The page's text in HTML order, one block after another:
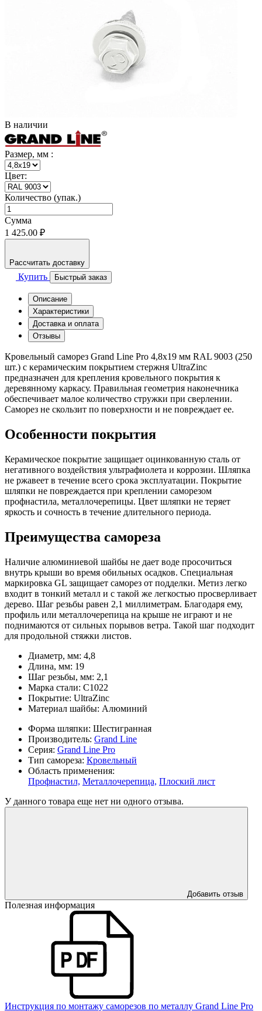
В наличии
Размер, мм :
Цвет:
Количество (упак.)
Сумма
1 425.00 ₽
Рассчитать доставку
Купить Быстрый заказ
Описание
Характеристики
Доставка и оплата
Отзывы
Кровельный саморез Grand Line Pro 4,8x19 мм RAL 9003 (250
шт.) с керамическим покрытием стержня UltraZinc
предназначен для крепления кровельного покрытия к
деревянному каркасу. Правильная геометрия наконечника
обеспечивает малое количество стружки при сверлении.
Саморез не скользит по поверхности и не повреждает ее.
Особенности покрытия
Керамическое покрытие защищает оцинкованную сталь от
негативного воздействия ультрафиолета и коррозии. Шляпка
не ржавеет в течение всего срока эксплуатации. Покрытие
шляпки не повреждается при креплении саморезом
профнастила, металлочерепицы. Цвет шляпки не теряет
яркость и сочность в течение длительного периода.
Преимущества самореза
Наличие алюминиевой шайбы не дает воде просочиться
внутрь крыши во время обильных осадков. Специальная
маркировка GL защищает саморез от подделки. Метиз легко
входит в тонкий металл и с такой же легкостью просверливает
дерево. Шаг резьбы равен 2,1 миллиметрам. Благодаря ему,
профиль или металлочерепица на крыше не играют и не
поднимаются от сильных порывов ветра. Такой шаг подходит
для продольной стяжки листов.
Диаметр, мм: 4,8
Длина, мм: 19
Шаг резьбы, мм: 2,1
Марка стали: С1022
Покрытие: UltraZinc
Материал шайбы: Алюминий
Форма шляпки: Шестигранная
Производитель: Grand Line
Серия: Grand Line Pro
Тип самореза: Кровельный
Область применения:
Профнастил, Металлочерепица, Плоский лист
У данного товара еще нет ни одного отзыва.
Добавить отзыв
Полезная информация
Инструкция по монтажу саморезов по металлу Grand Line Pro